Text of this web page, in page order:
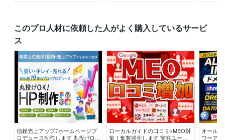
このプロ人材に依頼した人がよく購入しているサービ
ス
信頼売上アップ⤴ホームページプ
ロデュース制作します 丸投げO
ローカルガイドの口コミ×MEO対
策！集客強化します 実在ユーザ
オール
ワーア